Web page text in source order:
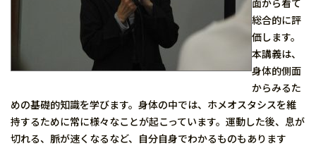
総合的に評
価します。
本講義は、
身体的側面
からみるた
めの基礎的知識を学びます。身体の中では、ホメオスタシスを維
持するために常に様々なことが起こっています。運動した後、息が
切れる、脈が速くなるなど、自分自身でわかるものもあります